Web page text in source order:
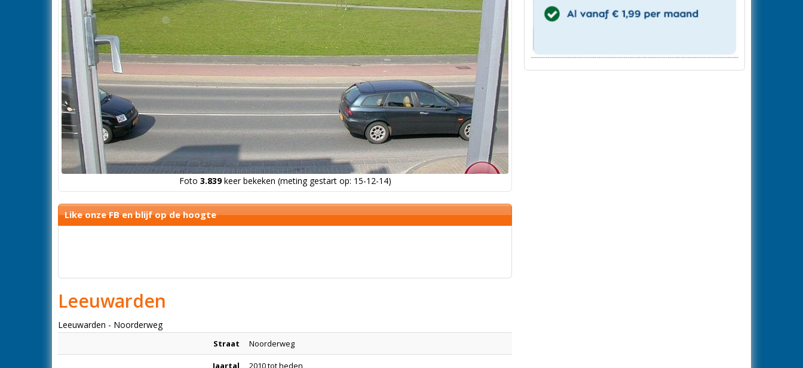
Foto 3.839keer bekeken (meting gestart op: 15-12-14)
Like onze FB en blijf op de hoogte
Leeuwarden
Leeuwarden - Noorderweg
Straat Noorderweg
Jaartal 2010 tot heden